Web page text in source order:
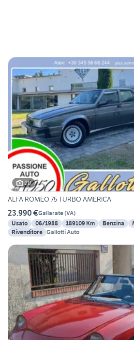
20
ALFA ROMEO 75 TURBO AMERICA
23.990 €Gallarate(VA)
Usato
06/1988 189109 Km Benzina
Rivenditore Gallotti Auto